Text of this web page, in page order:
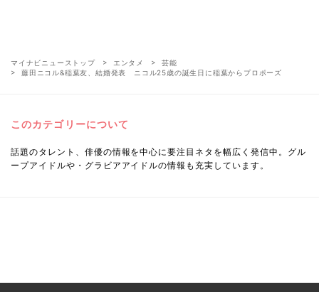
マイナビニューストップ エンタメ
芸能
藤田ニコル&稲葉友、結婚発表 ニコル25歳の誕生日に稲葉からプロポーズ
このカテゴリーについて
話題のタレント、俳優の情報を中心に要注目ネタを幅広く発信中。グル
ープアイドルや・グラビアアイドルの情報も充実しています。